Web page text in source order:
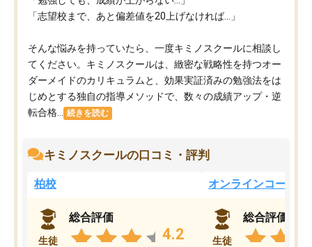
「志望校まで、あと偏差値を20上げなければ…」
そんな悩みを持っていたら、一度キミノスクールに相談し
てください。キミノスクールは、緻密な戦略性を持つオー
ダーメイドのカリキュラムと、効果実証済みの勉強法をは
じめとする独自の指導メソッドで、数々の成績アップ・逆
転合格...
続きを読む
キミノスクールの口コミ・評判
柏校
生徒
総合評価
4.2
オンラインコース
生徒
総合評価